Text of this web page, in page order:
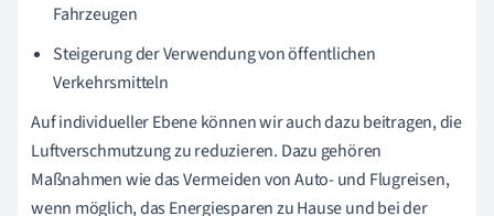
Fahrzeugen
Steigerung der Verwendung von öffentlichen
Verkehrsmitteln
Auf individueller Ebene können wir auch dazu beitragen, die
Luftverschmutzung zu reduzieren. Dazu gehören
Maßnahmen wie das Vermeiden von Auto- und Flugreisen,
wenn möglich, das Energiesparen zu Hause und bei der